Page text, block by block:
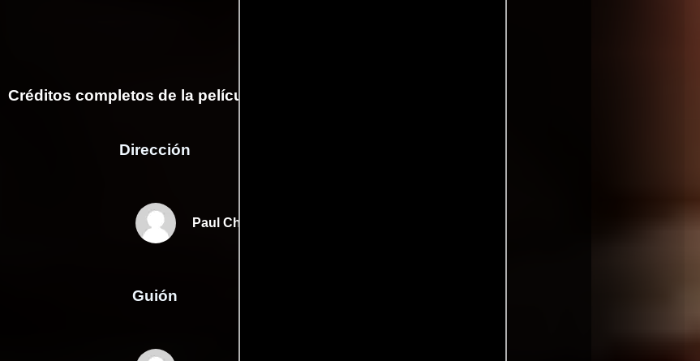
Créditos completos de la película Crawl
Dirección
Paul China
Guión